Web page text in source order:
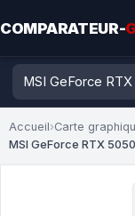
COMPARATEUR-
Accueil›Carte
MSI GeForce RTX